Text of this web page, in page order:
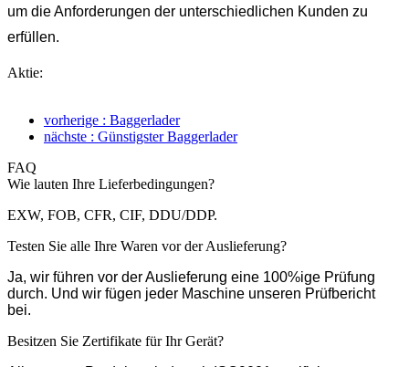
um die Anforderungen der unterschiedlichen Kunden zu
erfüllen.
Aktie:
vorherige : Baggerlader
nächste : Günstigster Baggerlader
FAQ
Wie lauten Ihre Lieferbedingungen?
EXW, FOB, CFR, CIF, DDU/DDP.
Testen Sie alle Ihre Waren vor der Auslieferung?
Ja, wir führen vor der Auslieferung eine 100%ige Prüfung
durch. Und wir fügen jeder Maschine unseren Prüfbericht
bei.
Besitzen Sie Zertifikate für Ihr Gerät?